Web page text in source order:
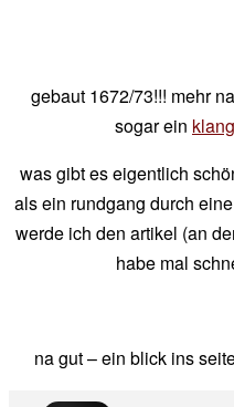
gebaut 1672/73!!! mehr
sogar ein
was gibt es eigentlich
als ein rundgang durch
werde ich den artikel (an
habe mal
na gut – ein blick ins